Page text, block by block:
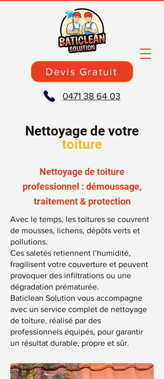
Devis Gratuit
0471 38 64 03
Nettoyage de votre
toiture
Nettoyage de toiture
professionnel : démoussage,
traitement & protection
Avec le temps, les toitures se couvrent
de mousses, lichens, dépôts verts et
pollutions.
Ces saletés retiennent l’humidité,
fragilisent votre couverture et peuvent
provoquer des infiltrations ou une
dégradation prématurée.
Baticlean Solution vous accompagne
avec un service complet de nettoyage
de toiture, réalisé par des
professionnels équipés, pour garantir
un résultat durable, propre et sûr.